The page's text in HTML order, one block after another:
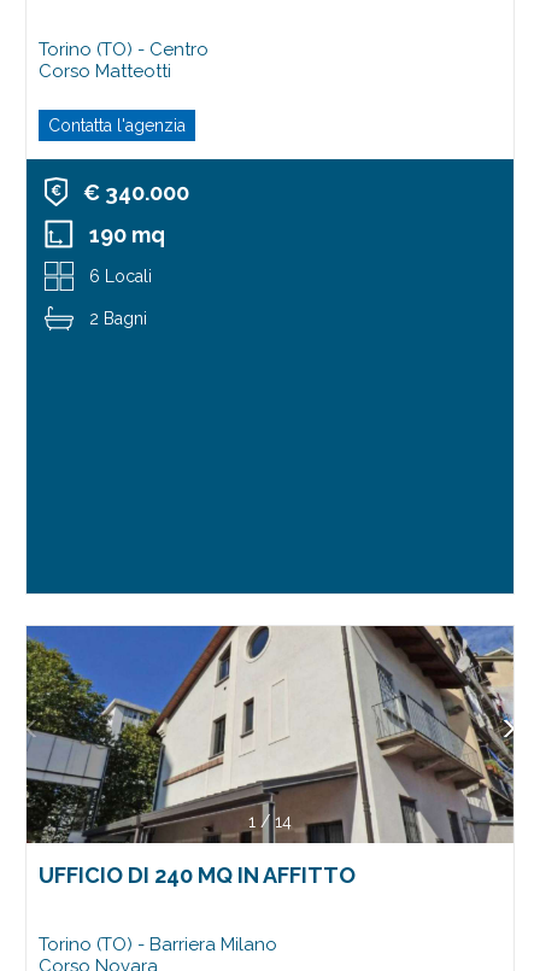
Torino (TO) - Centro
Corso Matteotti
Contatta l'agenzia
€ 340.000
190 mq
6 Locali
2 Bagni
1 / 14
UFFICIO DI 240 MQ IN AFFITTO
Torino (TO) - Barriera Milano
Corso Novara